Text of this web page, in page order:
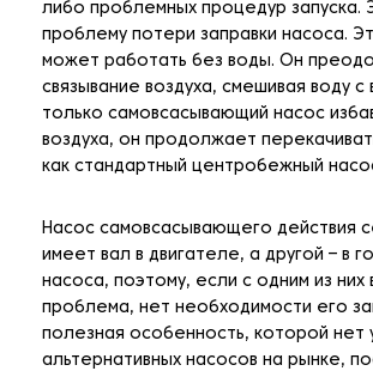
либо проблемных процедур запуска.
проблему потери заправки насоса.
может работать без воды. Он
связывание воздуха, смешивая воду с
только самовсасывающий насос
воздуха, он продолжает
как стандартный центробежный
Насос самовсасывающего действия
имеет вал в двигателе, а другой – в
насоса, поэтому, если с одним из них
проблема, нет необходимости его
полезная особенность, которой нет
альтернативных насосов на рынке,